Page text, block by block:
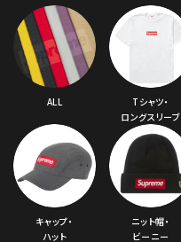
ALL
Tシャツ・
ロングスリーブ
キャップ・
ハット
ニット帽・
ビーニー